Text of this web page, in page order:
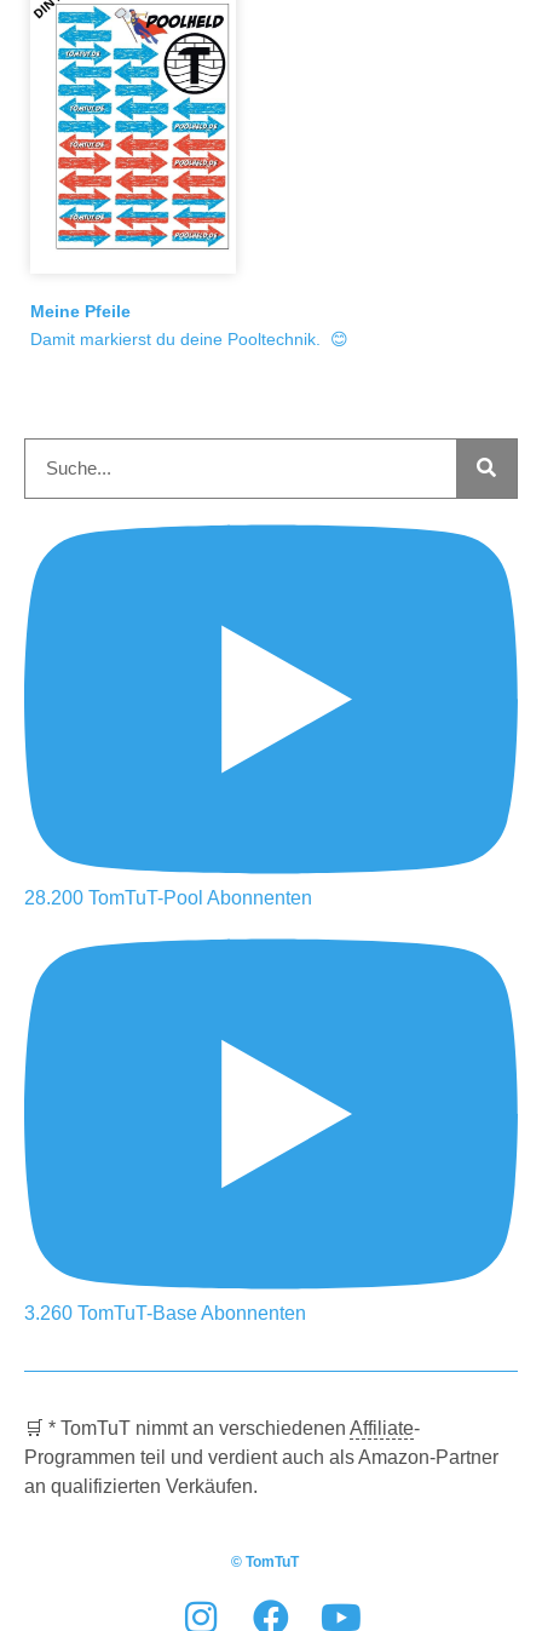
Meine Pfeile
Damit markierst du deine Pooltechnik. 😊
28.200 TomTuT-Pool Abonnenten
3.260 TomTuT-BaseAbonnenten
🛒 * TomTuT nimmt an verschiedenen Affiliate-
Programmen teil und verdient auch als Amazon-Partner
an qualifizierten Verkäufen.
© TomTuT